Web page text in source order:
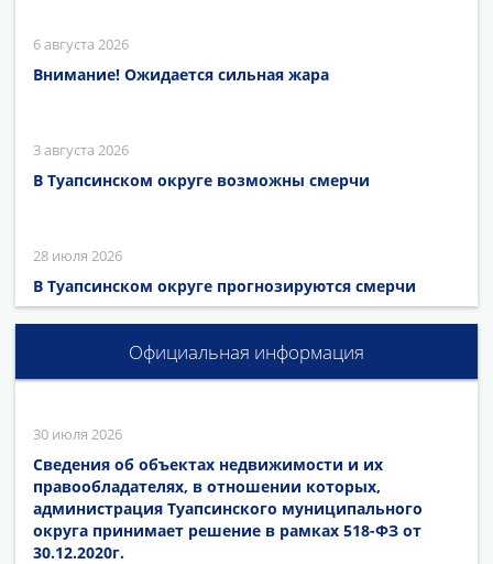
6 августа 2026
Внимание! Ожидается сильная жара
3 августа 2026
В Туапсинском округе возможны смерчи
28 июля 2026
В Туапсинском округе прогнозируются смерчи
Официальная информация
30 июля 2026
Сведения об объектах недвижимости и их
правообладателях, в отношении которых,
администрация Туапсинского муниципального
округа принимает решение в рамках 518-ФЗ от
30.12.2020г.